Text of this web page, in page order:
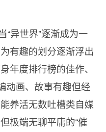
“异世界”逐渐成为一
有趣的划分逐渐浮出
年度排行榜的佳作、
动画、故事有趣但经
养活无数吐槽类自媒
极端无聊平庸的“催